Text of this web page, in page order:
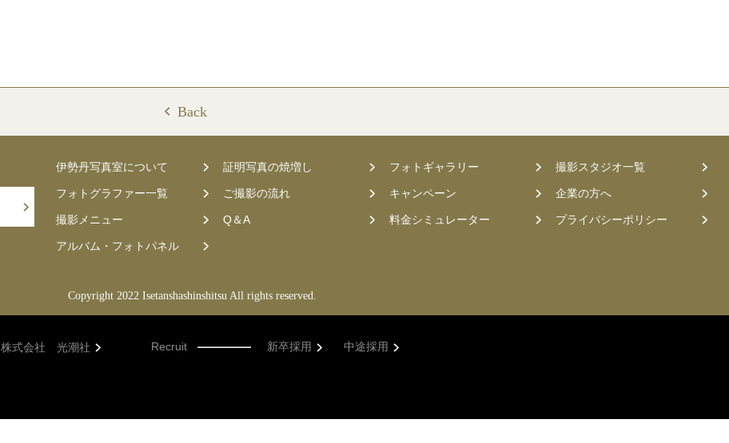
Back
伊勢丹写真室について 証明写真の焼増し フォトギャラリー 撮影スタジオ一覧
フォトグラファー一覧 ご撮影の流れ キャンペーン 企業の方へ
撮影メニュー Q＆A 料金シミュレーター プライバシーポリシー
アルバム・フォトパネル
Copyright 2022 Isetanshashinshitsu All rights reserved.
株式会社 光潮社 Recruit 新卒採用 中途採用